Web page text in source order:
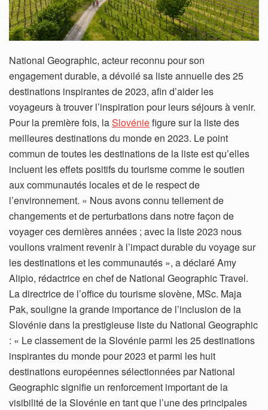
National Geographic, acteur reconnu pour son
engagement durable, a dévoilé sa liste annuelle des 25
destinations inspirantes de 2023, afin d’aider les
voyageurs à trouver l’inspiration pour leurs séjours à venir.
Pour la première fois, laSlovéniefigure sur la liste des
meilleures destinations du monde en 2023. Le point
commun de toutes les destinations de la liste est qu’elles
incluent les effets positifs du tourisme comme le soutien
aux communautés locales et de le respect de
l’environnement. « Nous avons connu tellement de
changements et de perturbations dans notre façon de
voyager ces dernières années ; avec la liste 2023 nous
voulions vraiment revenir à l’impact durable du voyage sur
les destinations et les communautés », a déclaré Amy
Alipio, rédactrice en chef de National Geographic Travel.
La directrice de l’office du tourisme slovène, MSc. Maja
Pak, souligne la grande importance de l’inclusion de la
Slovénie dans la prestigieuse liste du National Geographic
: « Le classement de la Slovénie parmi les 25 destinations
inspirantes du monde pour 2023 et parmi les huit
destinations européennes sélectionnées par National
Geographic signifie un renforcement important de la
visibilité de la Slovénie en tant que l’une des principales